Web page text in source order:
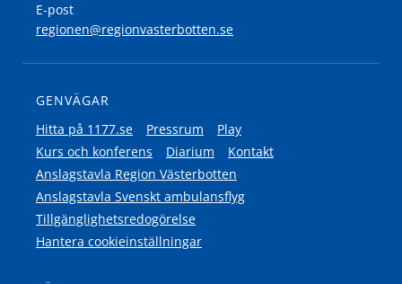
E-post
regionen@regionvasterbotten.se
GENVÄGAR
Hitta på 1177.se
Pressrum
Play
Kurs och konferens
Diarium
Kontakt
Anslagstavla Region Västerbotten
Anslagstavla Svenskt ambulansflyg
Tillgänglighetsredogörelse
Hantera cookieinställningar